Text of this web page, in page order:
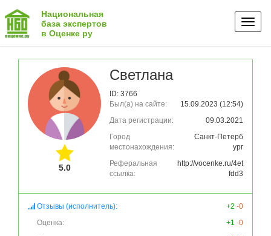
Национальная
база экспертов
в Оценке ру
5.0
Светлана
ID: 3766
Был(а) на сайте:
15.09.2023 (12:54)
Дата регистрации:
09.03.2021
Город
местонахождения:
Санкт-Петерб
ург
Реферальная
ссылка:
http://vocenke.ru/4et
fdd3
Отзывы (исполнитель): +2 -0
Оценка:
+1 -0